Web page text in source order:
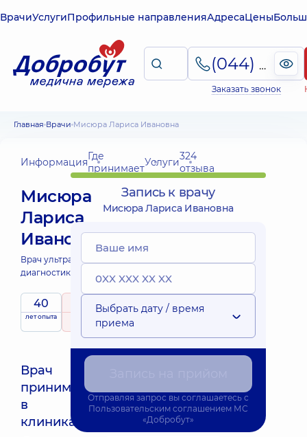
ВрачиУслугиПрофильные направленияАдресаЦены
(044) 495-2-888
Заказать звонок
Главная Врачи Мисюра Лариса Ивановна
ИнформацияГде
принимаетУслуги324
отзыва
Мисюра
Лариса
Ивановна
Врач ультразвуковой
диагностики;
40
лет опыта
5 / 5
на основе
324 отзыва
Врач
принимает
в
клиниках:
Ближайшее время приема: Завтра о 11:45
Запись к врачу
Мисюра Лариса Ивановна
Выбрать дату / время
приема
Отправляя запрос вы соглашаетесь с
Пользовательским соглашением МС
«Добробут»